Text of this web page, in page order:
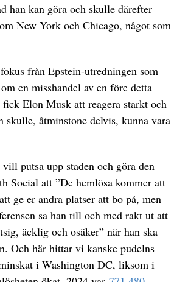
han kan göra och skulle därefter
New York och Chicago, något som
från Epstein-utredningen som
en misshandel av en före detta
Elon Musk att reagera starkt och
skulle, åtminstone delvis, kunna vara
putsa upp staden och göra den
Social att ”De hemlösa kommer att
ge er andra platser att bo på, men
sa han till och med rakt ut att
äcklig och osäker” när han ska
Och här hittar vi kanske pudelns
i Washington DC, liksom i